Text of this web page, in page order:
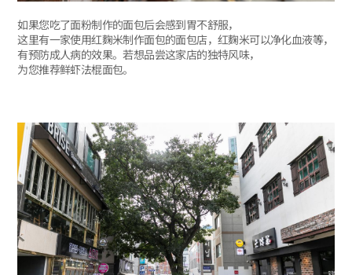
如果您吃了面粉制作的面包后会感到胃不舒服，
这里有一家使用红麴米制作面包的面包店，红麴米可以净化血液等，
有预防成人病的效果。若想品尝这家店的独特风味，
为您推荐鲜虾法棍面包。